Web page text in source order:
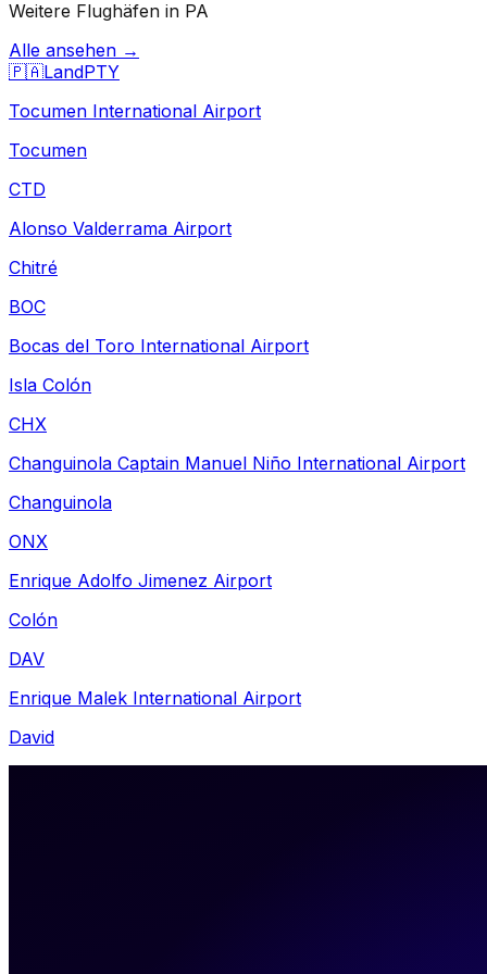
Weitere Flughäfen in PA
Alle ansehen →
🇵🇦LandPTY
Tocumen International Airport
Tocumen
CTD
Alonso Valderrama Airport
Chitré
BOC
Bocas del Toro International Airport
Isla Colón
CHX
Changuinola Captain Manuel Niño International Airport
Changuinola
ONX
Enrique Adolfo Jimenez Airport
Colón
DAV
Enrique Malek International Airport
David